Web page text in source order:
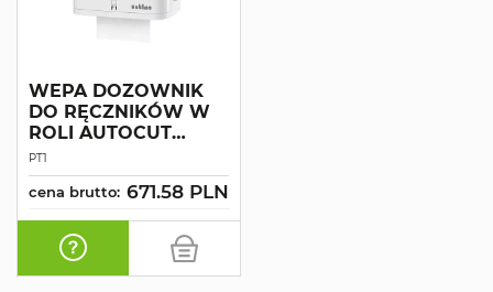
WEPA DOZOWNIK
DO RĘCZNIKÓW W
ROLI AUTOCUT
BIAŁY
PT1
cena brutto: 671.58 PLN